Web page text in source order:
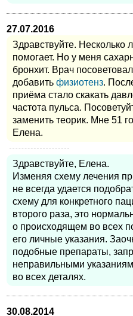
27.07.2016
Здравствуйте. Несколько
помогает. Но у меня
бронхит. Врач
добавить физиотенз.
приёма стало скакать
частота пульса.
заменить теорик. Мне 51
Елена.
Здравствуйте, Елена.
Изменяя схему лечения
не всегда удается
схему для конкретного
второго раза, это
о происходящем во всех
его личные указания.
подобные препараты,
неправильными
во всех деталях.
30.08.2014